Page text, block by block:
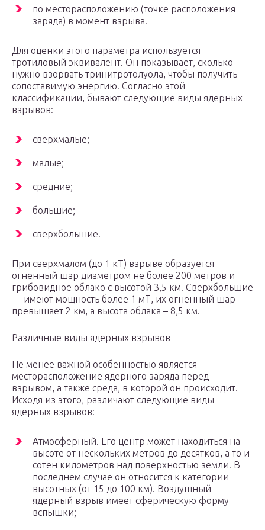
по месторасположению (точке расположения
заряда) в момент взрыва.
Для оценки этого параметра используется
тротиловый эквивалент. Он показывает, сколько
нужно взорвать тринитротолуола, чтобы получить
сопоставимую энергию. Согласно этой
классификации, бывают следующие виды ядерных
взрывов:
сверхмалые;
малые;
средние;
большие;
сверхбольшие.
При сверхмалом (до 1 кТ) взрыве образуется
огненный шар диаметром не более 200 метров и
грибовидное облако с высотой 3,5 км. Сверхбольшие
— имеют мощность более 1 мТ, их огненный шар
превышает 2 км, а высота облака – 8,5 км.
Различные виды ядерных взрывов
Не менее важной особенностью является
месторасположение ядерного заряда перед
взрывом, а также среда, в которой он происходит.
Исходя из этого, различают следующие виды
ядерных взрывов:
Атмосферный. Его центр может находиться на
высоте от нескольких метров до десятков, а то и
сотен километров над поверхностью земли. В
последнем случае он относится к категории
высотных (от 15 до 100 км). Воздушный
ядерный взрыв имеет сферическую форму
вспышки;